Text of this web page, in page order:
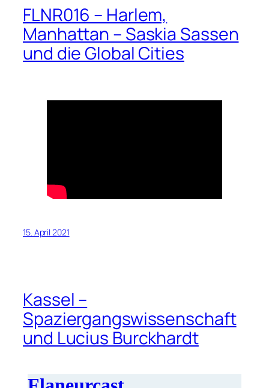
FLNR016 – Harlem,
Manhattan – Saskia Sassen
und die Global Cities
15. April 2021
Kassel –
Spaziergangswissenschaft
und Lucius Burckhardt